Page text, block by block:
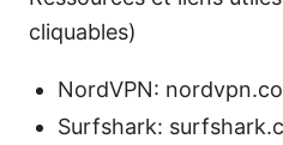
cliquables)
NordVPN:
Surfshark: